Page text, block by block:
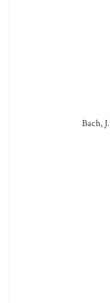
Bach,